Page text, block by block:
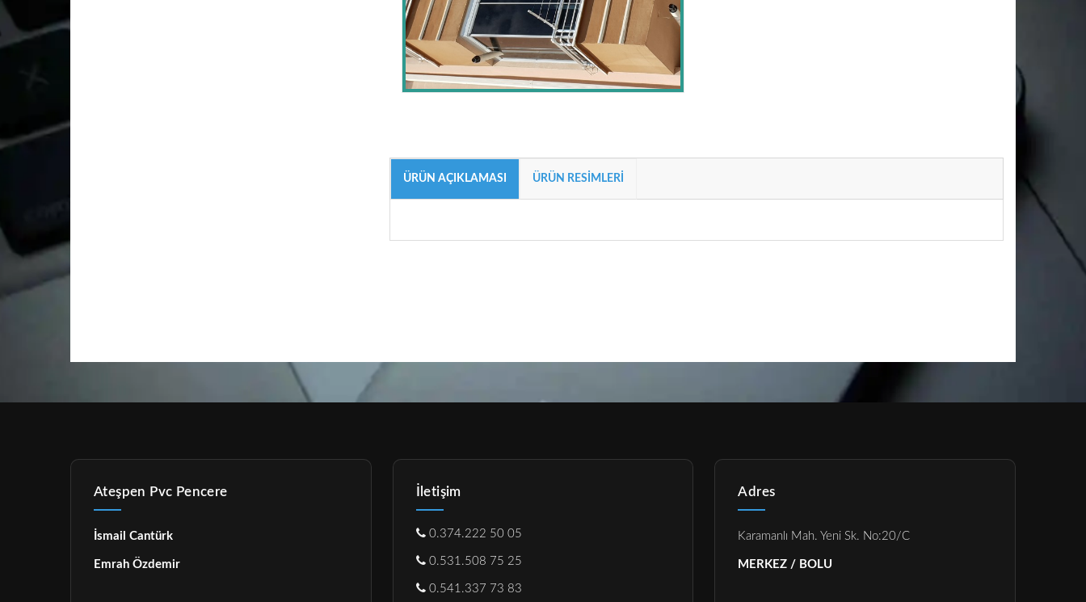
ÜRÜN AÇIKLAMASI ÜRÜN RESIMLERI
Ateşpen Pvc Pencere
İsmail Cantürk
Emrah Özdemir
İletişim
0.374.222 50 05
0.531.508 75 25
0.541.337 73 83
Adres
Karamanlı Mah. Yeni Sk. No:20/C
MERKEZ / BOLU